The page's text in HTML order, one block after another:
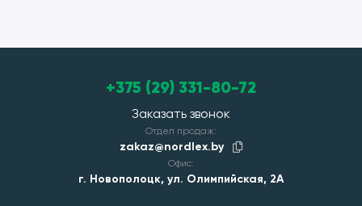
+375 (29) 331-80-72
Заказать звонок
Отдел продаж:
zakaz@nordlex.by
Офис:
г. Новополоцк, ул. Олимпийская, 2А